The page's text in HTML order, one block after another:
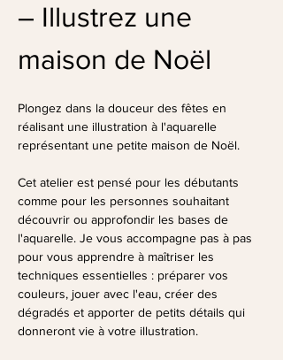
– Illustrez une
maison de Noël
Plongez dans la douceur des fêtes en
réalisant une illustration à l'aquarelle
représentant une petite maison de Noël.
Cet atelier est pensé pour les débutants
comme pour les personnes souhaitant
découvrir ou approfondir les bases de
l'aquarelle. Je vous accompagne pas à pas
pour vous apprendre à maîtriser les
techniques essentielles : préparer vos
couleurs, jouer avec l'eau, créer des
dégradés et apporter de petits détails qui
donneront vie à votre illustration.